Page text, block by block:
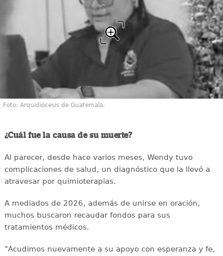
Foto: Arquidiócesis de Guatemala.
¿Cuál fue la causa de su muerte?
Al parecer, desde hace varios meses, Wendy tuvo
complicaciones de salud, un diagnóstico que la llevó a
atravesar por quimioterapias.
A mediados de 2026, además de unirse en oración,
muchos buscaron recaudar fondos para sus
tratamientos médicos.
"Acudimos nuevamente a su apoyo con esperanza y fe,